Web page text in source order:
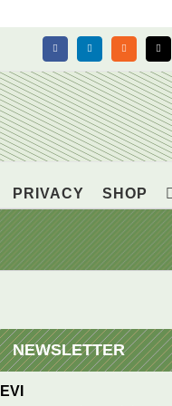
FacebookLinkedIn Rss X
PRIVACY SHOP
NEWSLETTER